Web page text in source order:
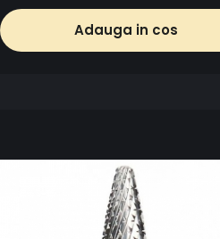
Adauga in cos